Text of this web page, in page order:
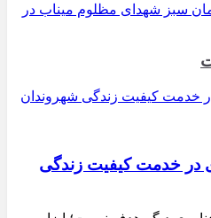
سبز شهدای مظلوم میناب در
در خدمت کیفیت زندگی